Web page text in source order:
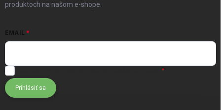
produktoch na našom e-shope.
EMAIL
Prihlásiť sa